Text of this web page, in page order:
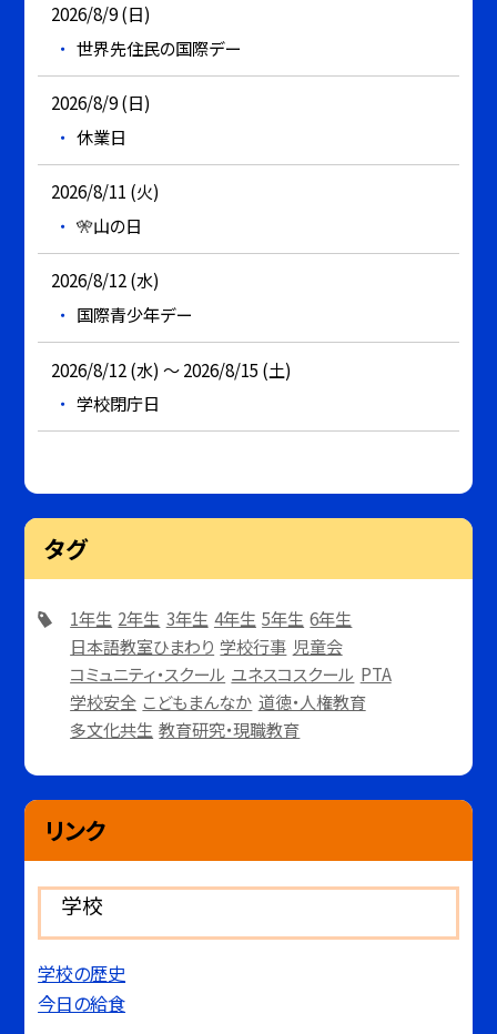
2026/8/9 (日)
世界先住民の国際デー
2026/8/9 (日)
休業日
2026/8/11 (火)
🎌山の日
2026/8/12 (水)
国際青少年デー
2026/8/12 (水) ～ 2026/8/15 (土)
学校閉庁日
タグ
1年生 2年生 3年生 4年生 5年生 6年生
日本語教室ひまわり 学校行事 児童会
コミュニティ・スクール ユネスコスクール PTA
学校安全 こどもまんなか 道徳・人権教育
多文化共生 教育研究・現職教育
リンク
学校
学校の歴史
今日の給食